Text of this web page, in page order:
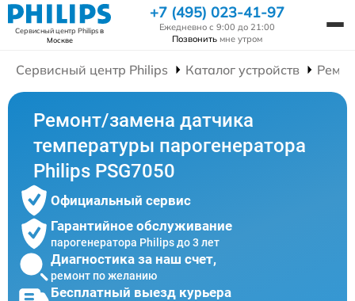
Сервисный центр Philipsв
Москве
+7 (495) 023-41-97
Ежедневно с 9:00 до 21:00
Позвонить мне утром
Сервисный центр Philips Каталог устройств
Ремонт/замена датчика
температуры парогенератора
Philips PSG7050
Официальный сервис
Гарантийное обслуживание
парогенератора Philips до 3 лет
Диагностика за наш счет,
ремонт по желанию
Бесплатный выезд курьера